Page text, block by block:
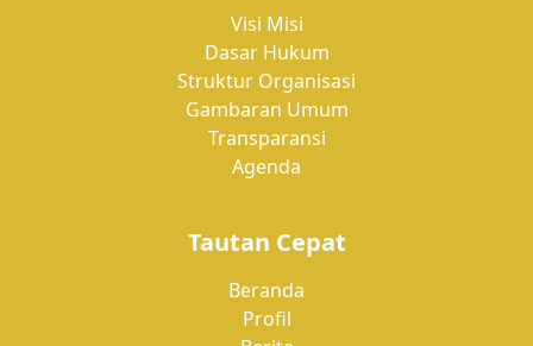
Visi Misi
Dasar Hukum
Struktur Organisasi
Gambaran Umum
Transparansi
Agenda
Tautan Cepat
Beranda
Profil